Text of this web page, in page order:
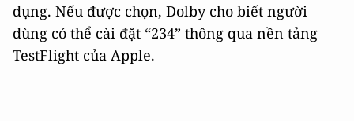
dụng. Nếu được chọn, Dolby cho biết người
dùng có thể cài đặt “234” thông qua nền tảng
TestFlight của Apple.